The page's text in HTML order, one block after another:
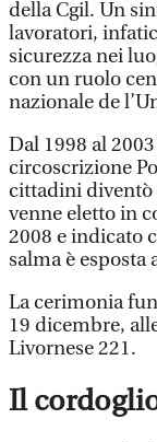
della Cgil. Un
lavoratori,
sicurezza nei
con un ruolo
nazionale de
Dal 1998 al
circoscrizione
cittadini diventò
venne eletto in
2008 e indicato
salma è esposta
La cerimonia
19 dicembre,
Livornese 221.
Il